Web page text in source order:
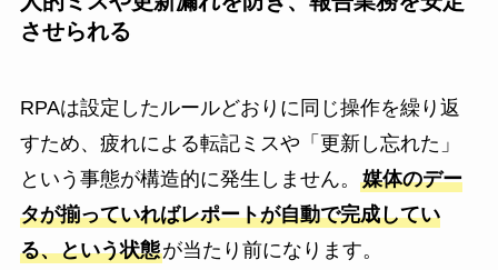
させられる
RPAは設定したルールどおりに同じ操作を繰り返
すため、疲れによる転記ミスや「更新し忘れた」
という事態が構造的に発生しません。 媒体のデー
タが揃っていればレポートが自動で完成してい
る、という状態が当たり前になります。